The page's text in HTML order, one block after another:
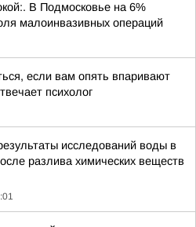
В Подмосковье на 6%
малоинвазивных операций
если вам опять впаривают
психолог
исследований воды в
разлива химических веществ